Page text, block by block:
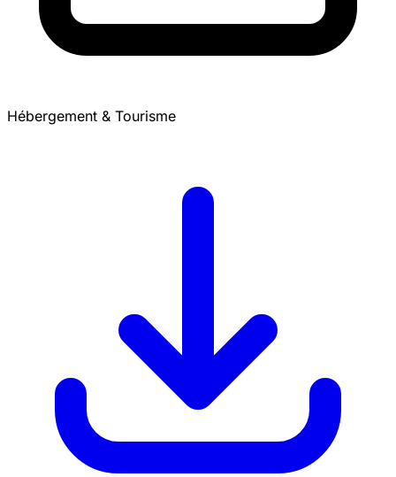
Hébergement & Tourisme